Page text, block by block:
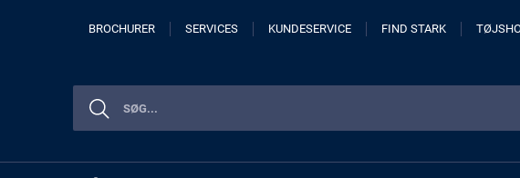
BROCHURER SERVICES KUNDESERVICE FIND STARK